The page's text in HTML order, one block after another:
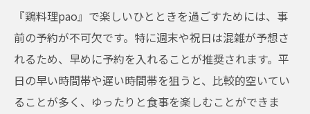
『鶏料理pao』で楽しいひとときを過ごすためには、事
前の予約が不可欠です。特に週末や祝日は混雑が予想さ
れるため、早めに予約を入れることが推奨されます。平
日の早い時間帯や遅い時間帯を狙うと、比較的空いてい
ることが多く、ゆったりと食事を楽しむことができま